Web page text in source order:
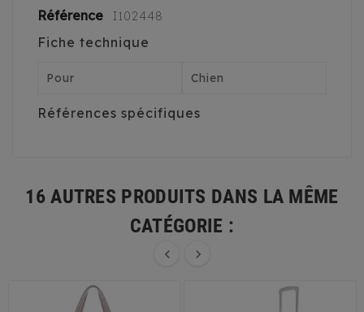
Référence I102448
Fiche technique
Pour Chien
Références spécifiques
16 AUTRES PRODUITS DANS LA MÊME
CATÉGORIE :
 